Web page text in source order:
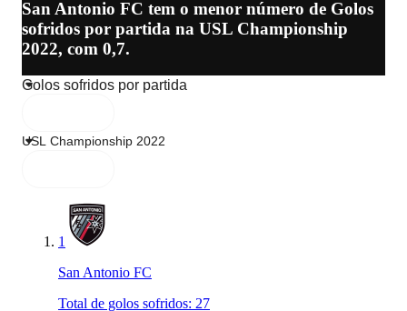
San Antonio FC tem o menor número de Golos
sofridos por partida na USL Championship
2022, com 0,7.
1
San Antonio FC
Total de golos sofridos: 27